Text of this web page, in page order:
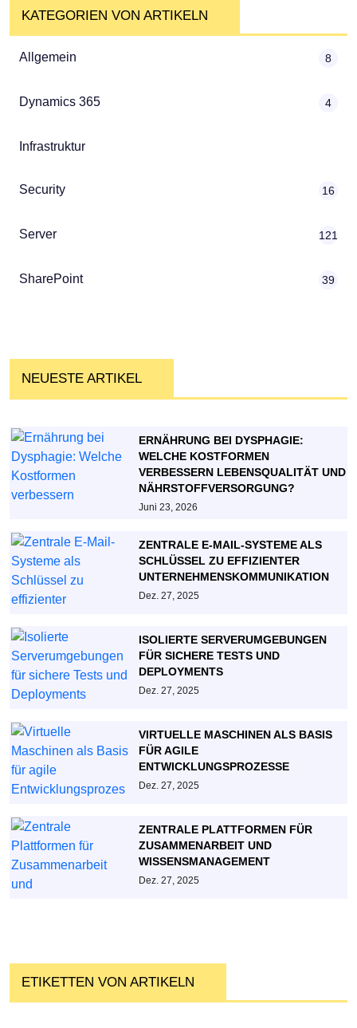
KATEGORIEN VON ARTIKELN
Allgemein 8
Dynamics 365 4
Infrastruktur
Security 16
Server 121
SharePoint 39
NEUESTE ARTIKEL
ERNÄHRUNG BEI DYSPHAGIE:
WELCHE KOSTFORMEN
VERBESSERN LEBENSQUALITÄT UND
NÄHRSTOFFVERSORGUNG?
Juni 23, 2026
ZENTRALE E-MAIL-SYSTEME ALS
SCHLÜSSEL ZU EFFIZIENTER
UNTERNEHMENSKOMMUNIKATION
Dez. 27, 2025
ISOLIERTE SERVERUMGEBUNGEN
FÜR SICHERE TESTS UND
DEPLOYMENTS
Dez. 27, 2025
VIRTUELLE MASCHINEN ALS BASIS
FÜR AGILE
ENTWICKLUNGSPROZESSE
Dez. 27, 2025
ZENTRALE PLATTFORMEN FÜR
ZUSAMMENARBEIT UND
WISSENSMANAGEMENT
Dez. 27, 2025
ETIKETTEN VON ARTIKELN